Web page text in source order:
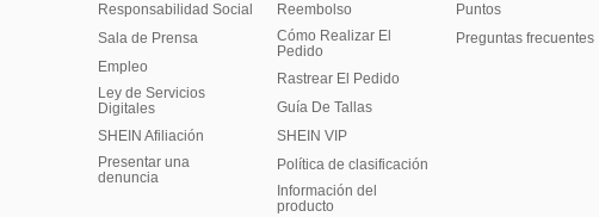
Responsabilidad Social
Sala de Prensa
Empleo
Ley de Servicios
Digitales
SHEIN Afiliación
Presentar una
denuncia
Reembolso
Cómo Realizar El
Pedido
Rastrear El Pedido
Guía De Tallas
SHEIN VIP
Política de clasificación
​Información del
producto
Puntos
Preguntas frecuentes